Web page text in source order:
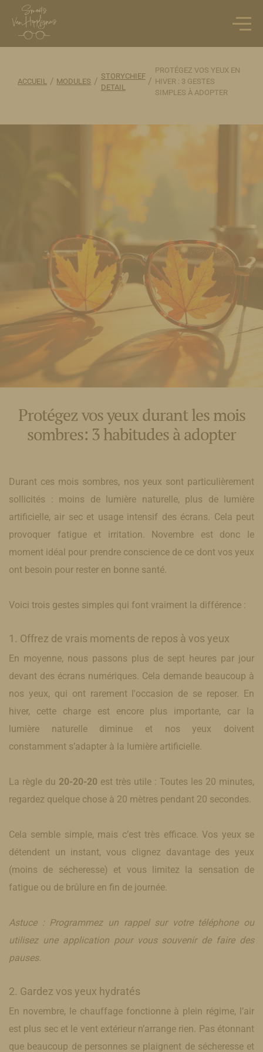
ACCUEIL / MODULES / STORYCHIEF
DETAIL
/
PROTÉGEZ VOS YEUX EN
HIVER : 3 GESTES
SIMPLES À ADOPTER
Protégez vos yeux durant les mois
sombres: 3 habitudes à adopter
Durant ces mois sombres, nos yeux sont particulièrement
sollicités : moins de lumière naturelle, plus de lumière
artificielle, air sec et usage intensif des écrans. Cela peut
provoquer fatigue et irritation. Novembre est donc le
moment idéal pour prendre conscience de ce dont vos yeux
ont besoin pour rester en bonne santé.
Voici trois gestes simples qui font vraiment la différence :
​1. Offrez de vrais moments de repos à vos yeux
En moyenne, nous passons plus de sept heures par jour
devant des écrans numériques. Cela demande beaucoup à
nos yeux, qui ont rarement l'occasion de se reposer. En
hiver, cette charge est encore plus importante, car la
lumière naturelle diminue et nos yeux doivent
constamment s’adapter à la lumière artificielle.
La règle du 20-20-20 est très utile : Toutes les 20 minutes,
regardez quelque chose à 20 mètres pendant 20 secondes.
Cela semble simple, mais c’est très efficace. Vos yeux se
détendent un instant, vous clignez davantage des yeux
(moins de sécheresse) et vous limitez la sensation de
fatigue ou de brûlure en fin de journée.
Astuce : Programmez un rappel sur votre téléphone ou
utilisez une application pour vous souvenir de faire des
pauses.
​2. Gardez vos yeux hydratés
En novembre, le chauffage fonctionne à plein régime, l’air
est plus sec et le vent extérieur n’arrange rien. Pas étonnant
que beaucoup de personnes se plaignent de sécheresse et